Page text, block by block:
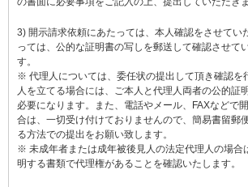
3) 開示請求依頼にあたっては、本人確認をさせてい
っては、公的な証明書の写しを郵送して確認させて
す。
※ 代理人については、委任状の提出して頂き確認を
人を立てる場合には、ご本人と代理人両者の公的証
必要になります。また、電話やメール、FAXなどで
合は、一切受け付けておりませんので、簡易書留郵
る方法での提出をお願い致します。
※ 未成年者または成年被後見人の法定代理人の場合
明する書類で代理権があることを確認いたします。